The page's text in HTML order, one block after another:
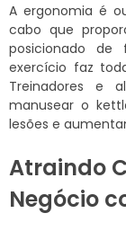
A ergonomia é
cabo que
posicionado
exercício faz
Treinadores e
manusear o
lesões e
Atraindo
Negócio